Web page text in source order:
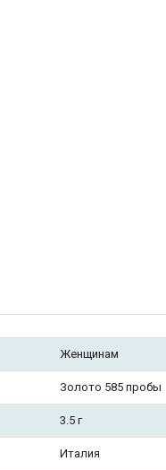
Женщинам
Золото 585 пробы
3.5 г
Италия